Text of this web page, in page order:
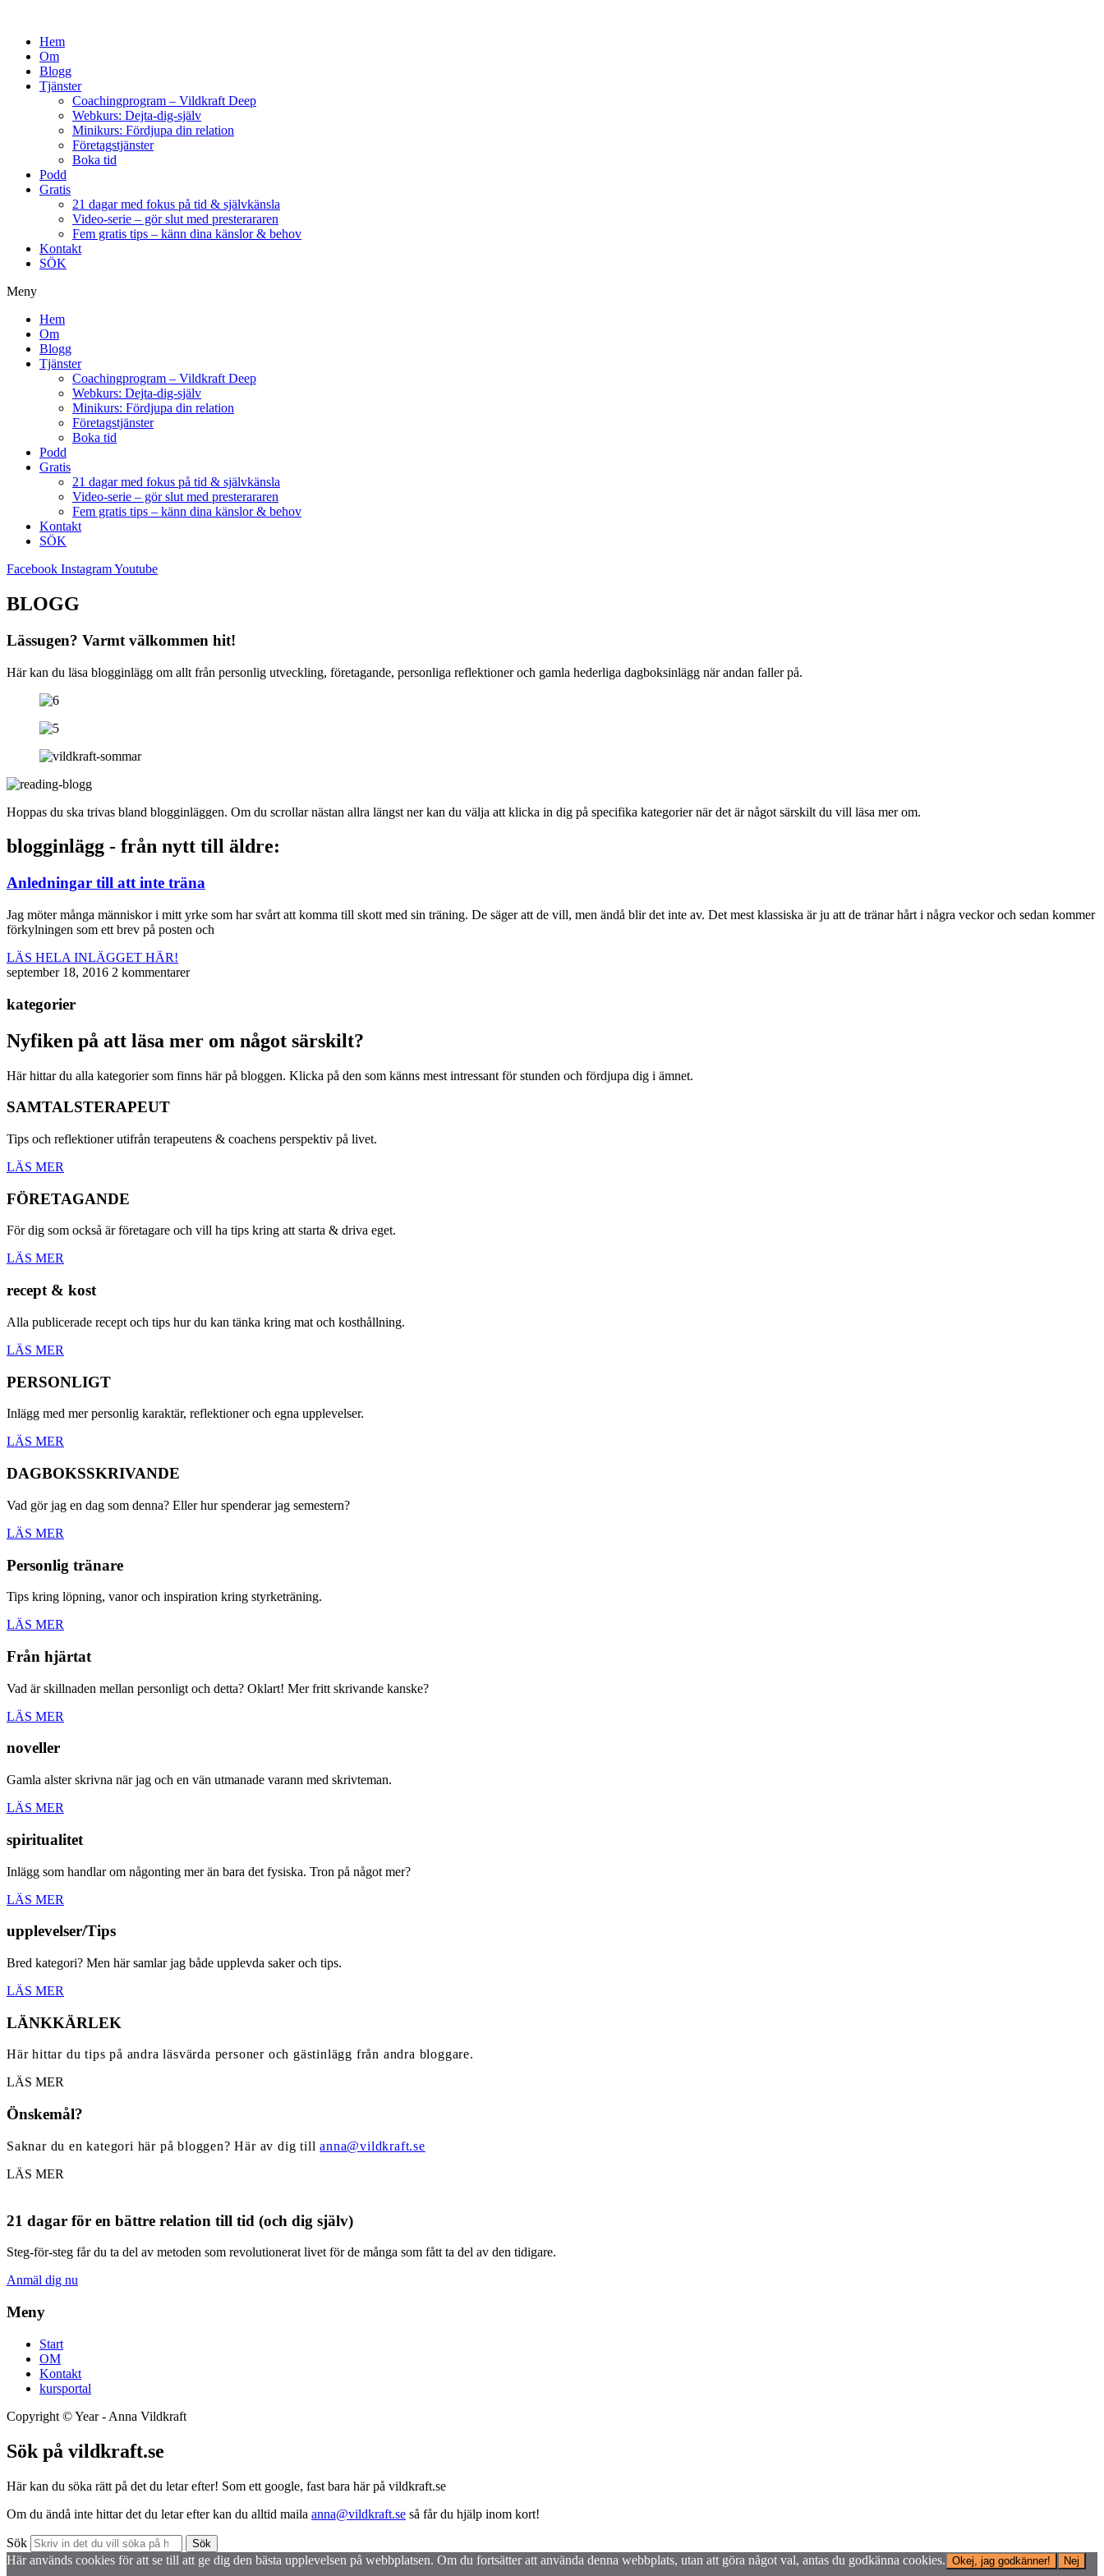
Hem
Om
Blogg
Tjänster
Coachingprogram – Vildkraft Deep
Webkurs: Dejta-dig-själv
Minikurs: Fördjupa din relation
Företagstjänster
Boka tid
Podd
Gratis
21 dagar med fokus på tid & självkänsla
Video-serie – gör slut med presterararen
Fem gratis tips – känn dina känslor & behov
Kontakt
SÖK
Meny
Hem
Om
Blogg
Tjänster
Coachingprogram – Vildkraft Deep
Webkurs: Dejta-dig-själv
Minikurs: Fördjupa din relation
Företagstjänster
Boka tid
Podd
Gratis
21 dagar med fokus på tid & självkänsla
Video-serie – gör slut med presterararen
Fem gratis tips – känn dina känslor & behov
Kontakt
SÖK
Facebook InstagramYoutube
BLOGG
Lässugen? Varmt välkommen hit!
Här kan du läsa blogginlägg om allt från personlig utveckling, företagande, personliga reflektioner och gamla hederliga dagboksinlägg när andan faller på.
Hoppas du ska trivas bland blogginläggen. Om du scrollar nästan allra längst ner kan du välja att klicka in dig på specifika kategorier när det är något särskilt du vill läsa mer om.
blogginlägg - från nytt till äldre:
Anledningar till att inte träna
Jag möter många människor i mitt yrke som har svårt att komma till skott med sin träning. De säger att de vill, men ändå blir det inte av. Det mest klassiska är ju att de tränar hårt i några veckor och sedan kommer
förkylningen som ett brev på posten och
LÄS HELA INLÄGGET HÄR!
september 18, 2016 2 kommentarer
kategorier
Nyfiken på att läsa mer om något särskilt?
Här hittar du alla kategorier som finns här på bloggen. Klicka på den som känns mest intressant för stunden och fördjupa dig i ämnet.
SAMTALSTERAPEUT
Tips och reflektioner utifrån terapeutens & coachens perspektiv på livet.
LÄS MER
FÖRETAGANDE
För dig som också är företagare och vill ha tips kring att starta & driva eget.
LÄS MER
recept & kost
Alla publicerade recept och tips hur du kan tänka kring mat och kosthållning.
LÄS MER
PERSONLIGT
Inlägg med mer personlig karaktär, reflektioner och egna upplevelser.
LÄS MER
DAGBOKSSKRIVANDE
Vad gör jag en dag som denna? Eller hur spenderar jag semestern?
LÄS MER
Personlig tränare
Tips kring löpning, vanor och inspiration kring styrketräning.
LÄS MER
Från hjärtat
Vad är skillnaden mellan personligt och detta? Oklart! Mer fritt skrivande kanske?
LÄS MER
noveller
Gamla alster skrivna när jag och en vän utmanade varann med skrivteman.
LÄS MER
spiritualitet
Inlägg som handlar om någonting mer än bara det fysiska. Tron på något mer?
LÄS MER
upplevelser/Tips
Bred kategori? Men här samlar jag både upplevda saker och tips.
LÄS MER
LÄNKKÄRLEK
Här hittar du tips på andra läsvärda personer och gästinlägg från andra bloggare.
LÄS MER
Önskemål?
Saknar du en kategori här på bloggen? Här av dig tillanna@vildkraft.se
LÄS MER
21 dagar för en bättre relation till tid (och dig själv)
Steg-för-steg får du ta del av metoden som revolutionerat livet för de många som fått ta del av den tidigare.
Anmäl dig nu
Meny
Start
OM
Kontakt
kursportal
Copyright ©Year- Anna Vildkraft
Sök på vildkraft.se
Här kan du söka rätt på det du letar efter! Som ett google, fast bara här på vildkraft.se
Om du ändå inte hittar det du letar efter kan du alltid maila anna@vildkraft.se så får du hjälp inom kort!
Sök Sök
Här används cookies för att se till att ge dig den bästa upplevelsen på webbplatsen. Om du fortsätter att använda denna webbplats, utan att göra något val, antas du godkänna cookies. Okej, jag godkänner! Nej